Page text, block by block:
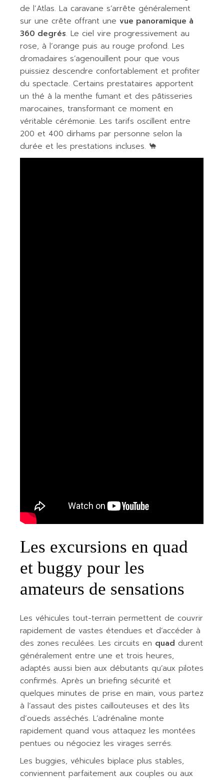
de l’Atlas. La caravane s’arrête généralement
sur une crête offrant unevue panoramique à
360 degrés. Le ciel vire progressivement au
rose, à l’orange puis au rouge profond. Les
dromadaires s’agenouillent pour que vous
puissiez descendre confortablement et profiter
du spectacle. Certains prestataires apportent
un thé à la menthe fumant et des pâtisseries
marocaines, transformant ce moment en
véritable cérémonie. Les tarifs oscillent entre
200 et 400 dirhams par personne selon la
durée et les prestations incluses. 🐪
Les excursions en quad
et buggy pour les
amateurs de sensations
Les véhicules tout-terrain permettent de couvrir
rapidement de vastes étendues et d’accéder à
des zones reculées. Les circuits en quad durent
généralement entre une et trois heures,
adaptés aussi bien aux débutants qu’aux pilotes
confirmés. Après un briefing sécurité et
quelques minutes de prise en main, vous partez
à l’assaut des pistes caillouteuses et des lits
d’oueds asséchés. L’adrénaline monte
rapidement quand vous attaquez les montées
pentues ou négociez les virages serrés.
Les buggies, véhicules biplace plus stables,
conviennent parfaitement aux couples ou aux